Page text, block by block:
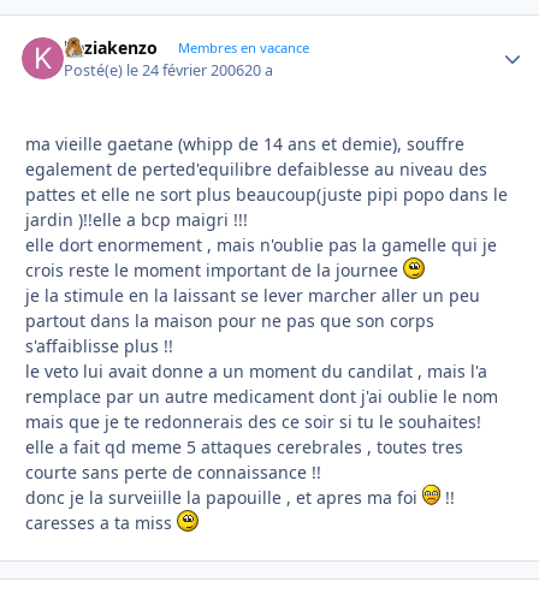
keziakenzo Membres en vacance
Posté(e) le 24 février 200620 a
ma vieille gaetane (whipp de 14 ans et demie), souffre
egalement de perted'equilibre defaiblesse au niveau des
pattes et elle ne sort plus beaucoup(juste pipi popo dans le
jardin )!!elle a bcp maigri !!!
elle dort enormement , mais n'oublie pas la gamelle qui je
crois reste le moment important de la journee
je la stimule en la laissant se lever marcher aller un peu
partout dans la maison pour ne pas que son corps
s'affaiblisse plus !!
le veto lui avait donne a un moment du candilat , mais l'a
remplace par un autre medicament dont j'ai oublie le nom
mais que je te redonnerais des ce soir si tu le souhaites!
elle a fait qd meme 5 attaques cerebrales , toutes tres
courte sans perte de connaissance !!
donc je la surveiille la papouille , et apres ma foi
!!
caresses a ta miss